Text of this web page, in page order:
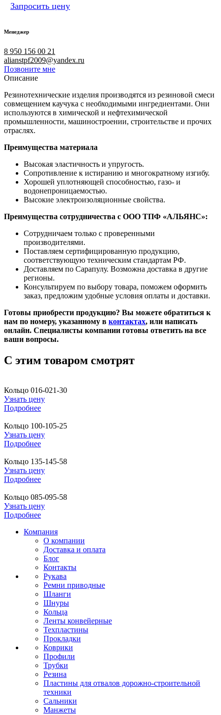
Запросить цену
Менеджер
8 950 156 00 21
alianstpf2009@yandex.ru
Позвоните мне
Описание
Резинотехнические изделия производятся из резиновой смеси
совмещением каучука с необходимыми ингредиентами. Они
используются в химической и нефтехимической
промышленности, машиностроении, строительстве и прочих
отраслях.
Преимущества материала
Высокая эластичность и упругость.
Сопротивление к истиранию и многократному изгибу.
Хорошей уплотняющей способностью, газо- и
водонепроницаемостью.
Высокие электроизоляционные свойства.
Преимущества сотрудничества с ООО ТПФ «АЛЬЯНС»:
Сотрудничаем только с проверенными
производителями.
Поставляем сертифицированную продукцию,
соответствующую техническим стандартам РФ.
Доставляем по Сарапулу. Возможна доставка в другие
регионы.
Консультируем по выбору товара, поможем оформить
заказ, предложим удобные условия оплаты и доставки.
Готовы приобрести продукцию? Вы можете обратиться к
нам по номеру, указанному в контактах, или написать
онлайн. Специалисты компании готовы ответить на все
ваши вопросы.
C этим товаром смотрят
Кольцо 016-021-30
Узнать цену
Подробнее
Кольцо 100-105-25
Узнать цену
Подробнее
Кольцо 135-145-58
Узнать цену
Подробнее
Кольцо 085-095-58
Узнать цену
Подробнее
Компания
О компании
Доставка и оплата
Блог
Контакты
Рукава
Ремни приводные
Шланги
Шнуры
Кольца
Ленты конвейерные
Техпластины
Прокладки
Коврики
Профили
Трубки
Резина
Пластины для отвалов дорожно-строительной
техники
Сальники
Манжеты